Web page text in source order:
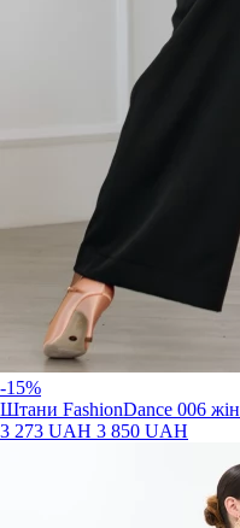
-15%
Штани FashionDance 006
3 273 UAH 3 850 UAH